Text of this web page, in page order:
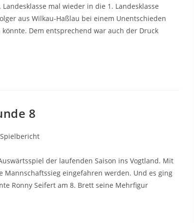
mal wieder in die 1. Landesklasse
aus Wilkau-Haßlau bei einem Unentschieden
Dem entsprechend war auch der Druck
8
Spielbericht
der laufenden Saison ins Vogtland. Mit
eingefahren werden. Und es ging
Ronny Seifert am 8. Brett seine Mehrfigur